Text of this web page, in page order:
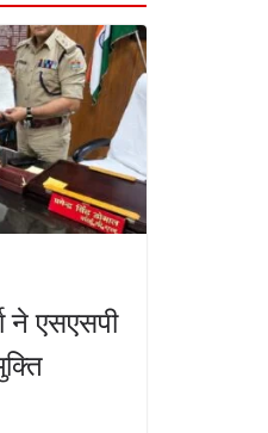
ने एसएसपी